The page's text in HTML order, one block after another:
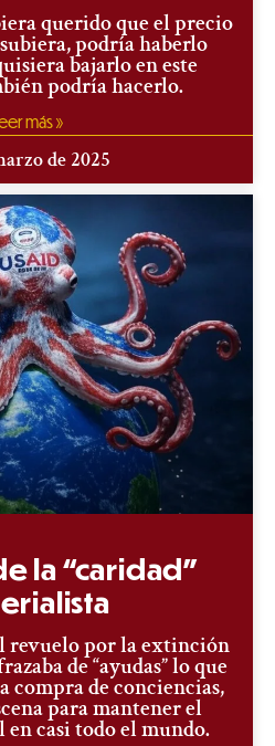
querido que el precio
podría haberlo
bajarlo en este
podría hacerlo.
más »
de 2025
la “caridad”
revuelo por la extinción
de “ayudas” lo que
compra de conciencias,
para mantener el
casi todo el mundo.